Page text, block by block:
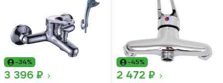
-34%
3 396 ₽
-45%
2 472 ₽